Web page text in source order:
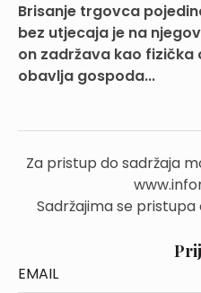
Brisanje trgovca
bez utjecaja je na
on zadržava kao
obavlja gospoda...
Za pristup do sadržaja
Sadržajima se
EMAIL